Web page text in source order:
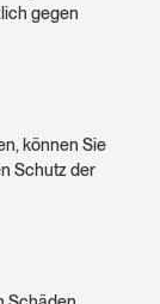
gegen
können Sie
Schutz der